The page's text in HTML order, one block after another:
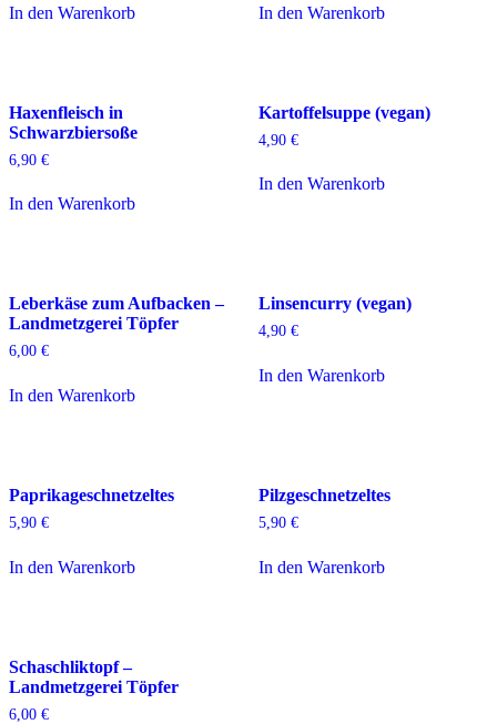
In den Warenkorb In den Warenkorb
Haxenfleisch in
Schwarzbiersoße
6,90 €
In den Warenkorb
Kartoffelsuppe (vegan)
4,90 €
In den Warenkorb
Leberkäse zum Aufbacken –
Landmetzgerei Töpfer
6,00 €
In den Warenkorb
Linsencurry (vegan)
4,90 €
In den Warenkorb
Paprikageschnetzeltes
5,90 €
In den Warenkorb
Pilzgeschnetzeltes
5,90 €
In den Warenkorb
Schaschliktopf –
Landmetzgerei Töpfer
6,00 €